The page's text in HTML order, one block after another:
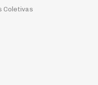
Coletivas